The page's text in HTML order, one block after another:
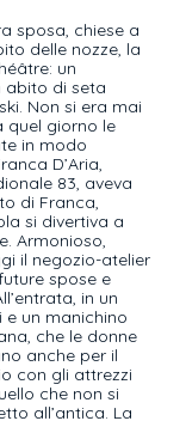
sposa, chiese a
delle nozze, la
un
abito di seta
Non si era mai
quel giorno le
in modo
D’Aria,
83, aveva
di Franca,
si divertiva a
Armonioso,
il negozio-atelier
spose e
in un
e un manichino
che le donne
anche per il
con gli attrezzi
che non si
all’antica. La